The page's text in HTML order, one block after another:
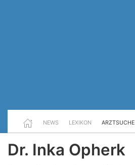
NEWS LEXIKON ARZTSUCHE
Dr. Inka Opherk